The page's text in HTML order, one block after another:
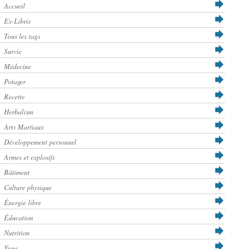
Accueil
Ex-Libris
Tous les tags
Survie
Médecine
Potager
Recette
Herbalism
Arts Martiaux
Développement personnel
Armes et explosifs
Bâtiment
Culture physique
Énergie libre
Éducation
Nutrition